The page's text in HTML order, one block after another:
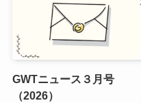
GWTニュース３月号
（2026）